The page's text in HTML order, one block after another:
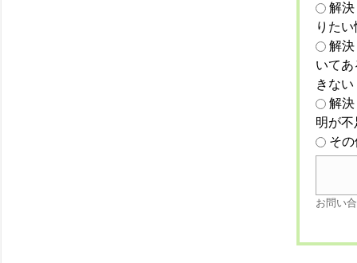
解
りた
解
いて
きない
解
明が
そ
お問い